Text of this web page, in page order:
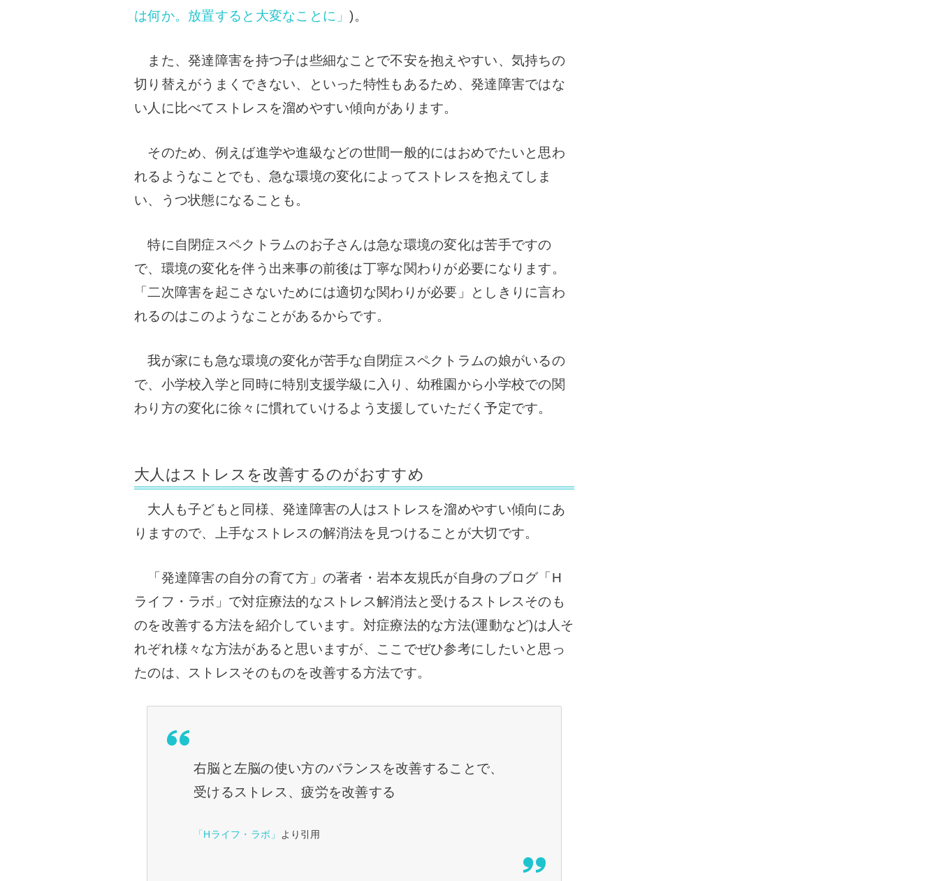
は何か。放置すると大変なことに」)。
また、発達障害を持つ子は些細なことで不安を抱えやすい、気持ちの
切り替えがうまくできない、といった特性もあるため、発達障害ではな
い人に比べてストレスを溜めやすい傾向があります。
そのため、例えば進学や進級などの世間一般的にはおめでたいと思わ
れるようなことでも、急な環境の変化によってストレスを抱えてしま
い、うつ状態になることも。
特に自閉症スペクトラムのお子さんは急な環境の変化は苦手ですの
で、環境の変化を伴う出来事の前後は丁寧な関わりが必要になります。
「二次障害を起こさないためには適切な関わりが必要」としきりに言わ
れるのはこのようなことがあるからです。
我が家にも急な環境の変化が苦手な自閉症スペクトラムの娘がいるの
で、小学校入学と同時に特別支援学級に入り、幼稚園から小学校での関
わり方の変化に徐々に慣れていけるよう支援していただく予定です。
大人はストレスを改善するのがおすすめ
大人も子どもと同様、発達障害の人はストレスを溜めやすい傾向にあ
りますので、上手なストレスの解消法を見つけることが大切です。
「発達障害の自分の育て方」の著者・岩本友規氏が自身のブログ「H
ライフ・ラボ」で対症療法的なストレス解消法と受けるストレスそのも
のを改善する方法を紹介しています。対症療法的な方法(運動など)は人そ
れぞれ様々な方法があると思いますが、ここでぜひ参考にしたいと思っ
たのは、ストレスそのものを改善する方法です。
右脳と左脳の使い方のバランスを改善することで、
受けるストレス、疲労を改善する
「Hライフ・ラボ」 より引用